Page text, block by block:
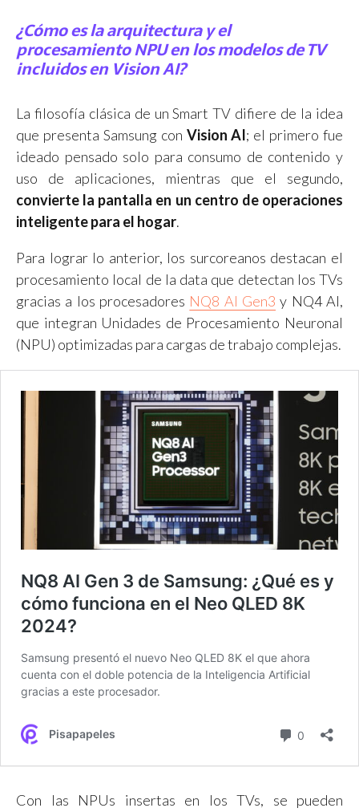
¿Cómo es la arquitectura y el
procesamiento NPU en los modelos de TV
incluidos en Vision AI?
La filosofía clásica de un Smart TV difiere de la idea
que presenta Samsung con Vision AI; el primero fue
ideado pensado solo para consumo de contenido y
uso de aplicaciones, mientras que el segundo,
convierte la pantalla en un centro de operaciones
inteligente para el hogar.
Para lograr lo anterior, los surcoreanos destacan el
procesamiento local de la data que detectan los TVs
gracias a los procesadores NQ8 AI Gen3 y NQ4 AI,
que integran Unidades de Procesamiento Neuronal
(NPU) optimizadas para cargas de trabajo complejas.
Con las NPUs insertas en los TVs, se pueden